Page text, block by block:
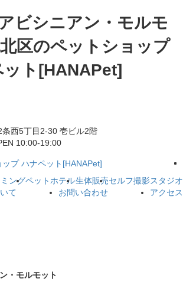
ビシニアン・モルモ
区のペットショップ
ト[HANAPet]
西5丁目2-30 壱ビル2階
10:00-19:00
ミングペットホテル生体販売セルフ撮影スタジオ
て
お問い合わせ アクセス
・モルモット